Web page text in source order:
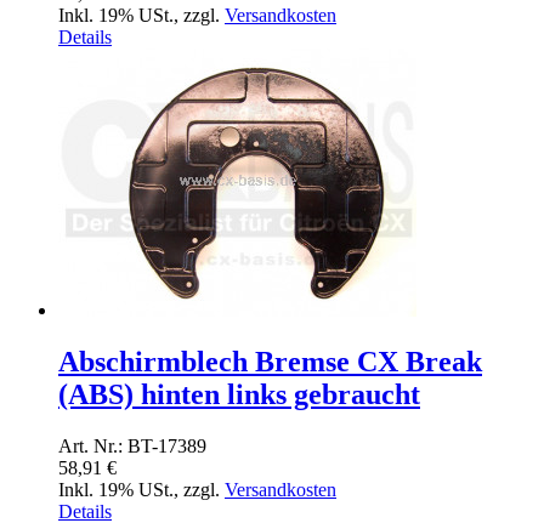
Inkl. 19% USt., zzgl. Versandkosten
Details
Abschirmblech Bremse CX Break
(ABS) hinten links gebraucht
Art. Nr.: BT-17389
58,91 €
Inkl. 19% USt., zzgl. Versandkosten
Details